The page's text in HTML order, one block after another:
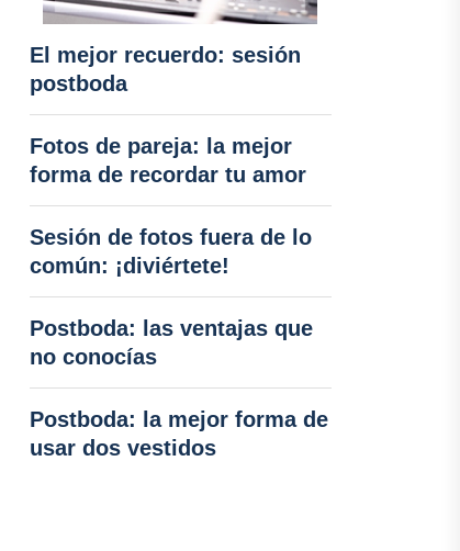
El mejor recuerdo: sesión
postboda
Fotos de pareja: la mejor
forma de recordar tu amor
Sesión de fotos fuera de lo
común: ¡diviértete!
Postboda: las ventajas que
no conocías
Postboda: la mejor forma de
usar dos vestidos